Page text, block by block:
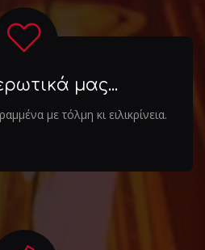
μας...
με τόλμη κι ειλικρίνεια.